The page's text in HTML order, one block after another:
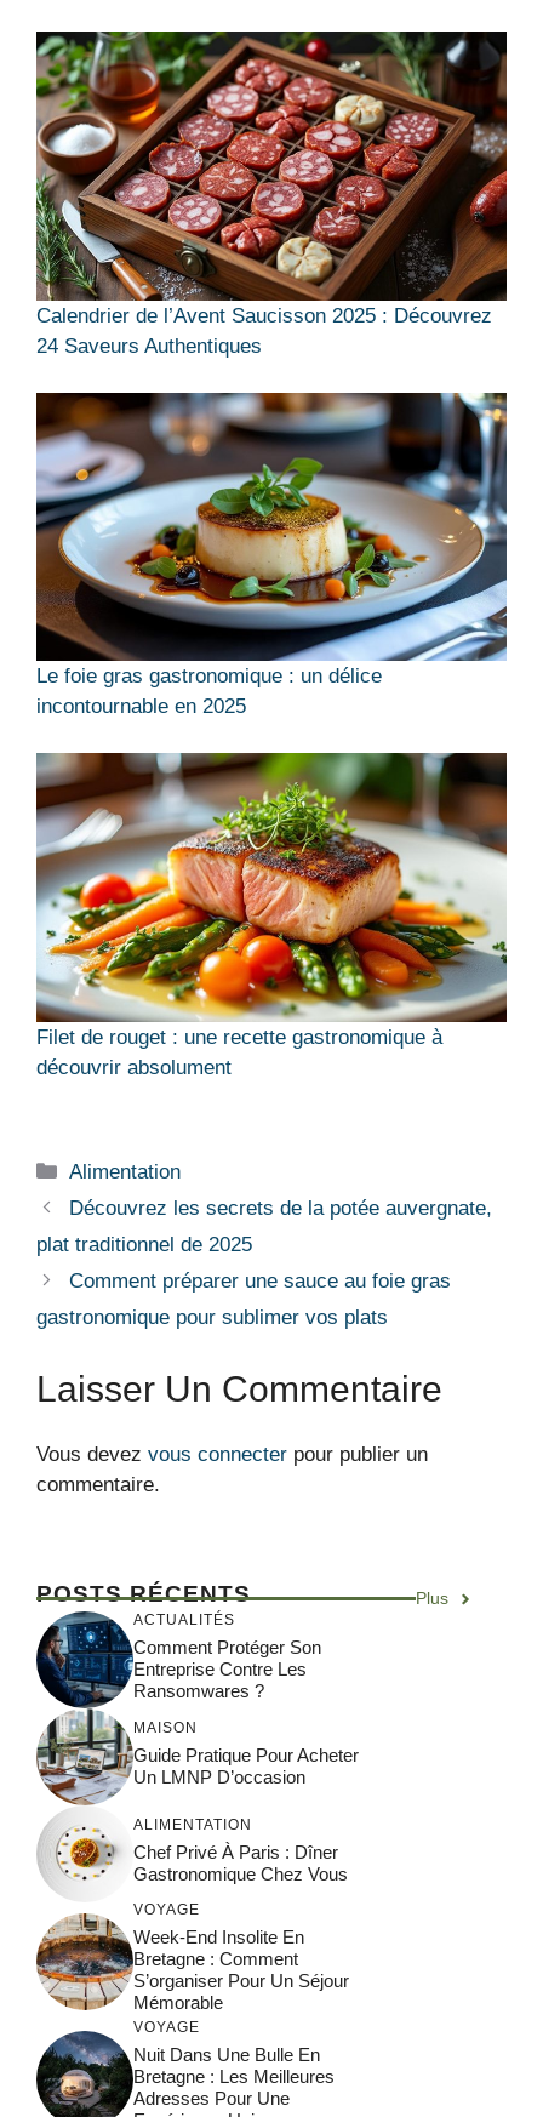
Calendrier de l’Avent Saucisson 2025 : Découvrez
24 Saveurs Authentiques
Le foie gras gastronomique : un délice
incontournable en 2025
Filet de rouget : une recette gastronomique à
découvrir absolument
Catégories
Alimentation
Découvrez les secrets de la potée auvergnate,
plat traditionnel de 2025
Comment préparer une sauce au foie gras
gastronomique pour sublimer vos plats
Laisser Un Commentaire
Vous devez vous connecter pour publier un
commentaire.
POSTS RÉCENTS Plus
ACTUALITÉS
Comment Protéger Son
Entreprise Contre Les
Ransomwares ?
MAISON
Guide Pratique Pour Acheter
Un LMNP D’occasion
ALIMENTATION
Chef Privé À Paris : Dîner
Gastronomique Chez Vous
VOYAGE
Week-End Insolite En
Bretagne : Comment
S’organiser Pour Un Séjour
Mémorable
VOYAGE
Nuit Dans Une Bulle En
Bretagne : Les Meilleures
Adresses Pour Une